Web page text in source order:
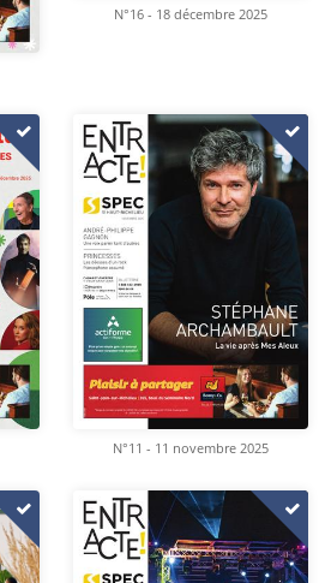
N°16 - 18 décembre 2025
N°11 - 11 novembre 2025